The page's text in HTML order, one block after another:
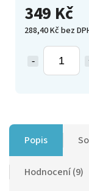
349 Kč
288,40 Kč bez
Popis
Hodnocení (9)